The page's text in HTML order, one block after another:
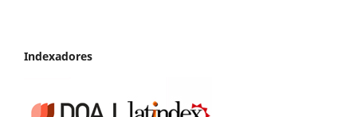
Indexadores